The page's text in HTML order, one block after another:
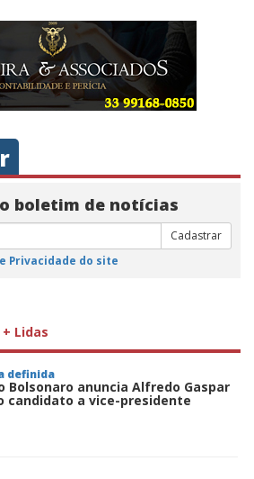
boletim de notícias
Cadastrar
Privacidade do site
+ Lidas
definida
Bolsonaro anuncia Alfredo Gaspar
candidato a vice-presidente